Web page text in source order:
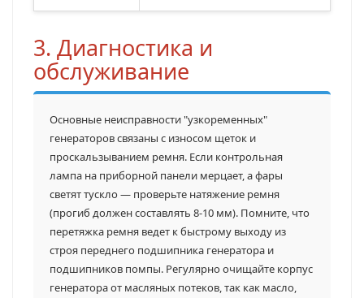
3. Диагностика и
обслуживание
Основные неисправности "узкоременных"
генераторов связаны с износом щеток и
проскальзыванием ремня. Если контрольная
лампа на приборной панели мерцает, а фары
светят тускло — проверьте натяжение ремня
(прогиб должен составлять 8-10 мм). Помните, что
перетяжка ремня ведет к быстрому выходу из
строя переднего подшипника генератора и
подшипников помпы. Регулярно очищайте корпус
генератора от масляных потеков, так как масло,